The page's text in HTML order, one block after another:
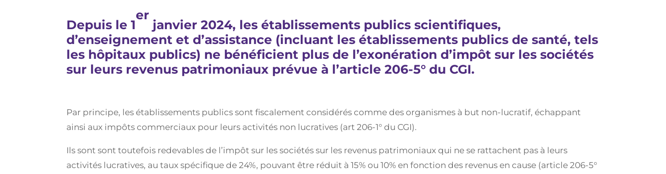
Depuis le 1
er
janvier 2024, les établissements publics scientifiques,
d’enseignement et d’assistance (incluant les établissements publics de santé, tels
les hôpitaux publics) ne bénéficient plus de l’exonération d’impôt sur les sociétés
sur leurs revenus patrimoniaux prévue à l’article 206-5° du CGI.
Par principe, les établissements publics sont fiscalement considérés comme des organismes à but non-lucratif, échappant
ainsi aux impôts commerciaux pour leurs activités non lucratives (art 206-1° du CGI).
Ils sont sont toutefois redevables de l’impôt sur les sociétés sur les revenus patrimoniaux qui ne se rattachent pas à leurs
activités lucratives, au taux spécifique de 24%, pouvant être réduit à 15% ou 10% en fonction des revenus en cause (article 206-5°